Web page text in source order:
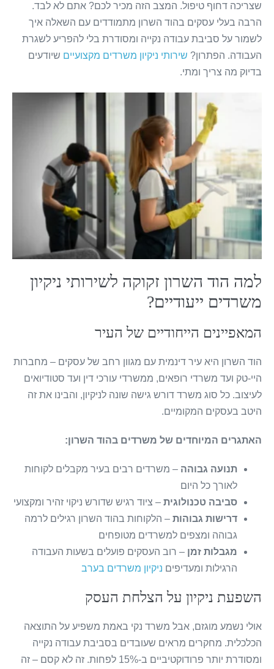
שצריכה דחוף טיפול. המצב הזה מכיר לכם? אתם לא לבד.
הרבה בעלי עסקים בהוד השרון מתמודדים עם השאלה איך
לשמור על סביבת עבודה נקייה ומסודרת בלי להפריע לשגרת
העבודה. הפתרון? שירותי ניקיון משרדים מקצועייםשיודעים
בדיוק מה צריך ומתי.
למה הוד השרון זקוקה לשירותי ניקיון
משרדים ייעודיים?
המאפיינים הייחודיים של העיר
הוד השרון היא עיר דינמית עם מגוון רחב של עסקים – מחברות
היי-טק ועד משרדי רופאים, ממשרדי עורכי דין ועד סטודיואים
לעיצוב. כל סוג משרד דורש גישה שונה לניקיון, והבינו את זה
היטב בעסקים המקומיים.
האתגרים המיוחדים של משרדים בהוד השרון:
תנועה גבוהה– משרדים רבים בעיר מקבלים לקוחות
לאורך כל היום
סביבה טכנולוגית– ציוד רגיש שדורש ניקוי זהיר ומקצועי
דרישות גבוהות– הלקוחות בהוד השרון רגילים לרמה
גבוהה ומצפים למשרדים מטופחים
מגבלות זמן– רוב העסקים פועלים בשעות העבודה
הרגילות ומעדיפים ניקיון משרדים בערב
השפעת ניקיון על הצלחת העסק
אולי נשמע מוגזם, אבל משרד נקי באמת משפיע על התוצאה
הכלכלית. מחקרים מראים שעובדים בסביבת עבודה נקייה
ומסודרת יותר פרודוקטיביים ב-15% לפחות. זה לא קסם – זה